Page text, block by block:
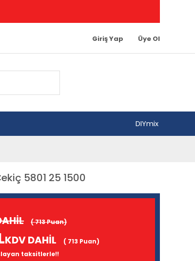
Giriş Yap Üye Ol
DIYmix
5801 25 1500
( 713 Puan)
KDV DAHİL
( 713 Puan)
taksitlerle!!